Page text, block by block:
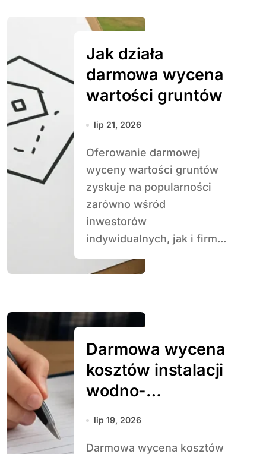
Jak działa
darmowa wycena
wartości gruntów
lip 21, 2026
Oferowanie darmowej
wyceny wartości gruntów
zyskuje na popularności
zarówno wśród
inwestorów
indywidualnych, jak i firm...
Darmowa wycena
kosztów instalacji
wodno-
kanalizacyjnej
lip 19, 2026
Darmowa wycena kosztów